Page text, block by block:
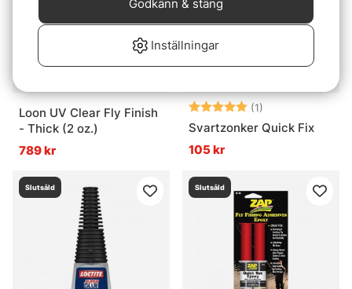
Loon UV Clear Fly Finish
- Thick (2 oz.)
789 kr
Betyg: (1)
Svartzonker Quick Fix
105 kr
Slutsåld Slutsåld
Inställningar
Godkänn & stäng